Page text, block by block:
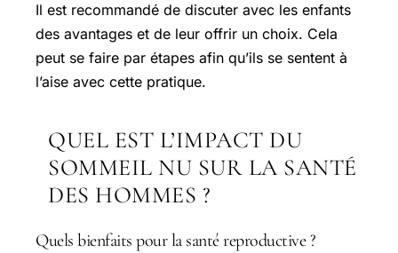
Il est recommandé de discuter avec les enfants
des avantages et de leur offrir un choix. Cela
peut se faire par étapes afin qu’ils se sentent à
l’aise avec cette pratique.
QUEL EST L’IMPACT DU
SOMMEIL NU SUR LA SANTÉ
DES HOMMES ?
Quels bienfaits pour la santé reproductive ?